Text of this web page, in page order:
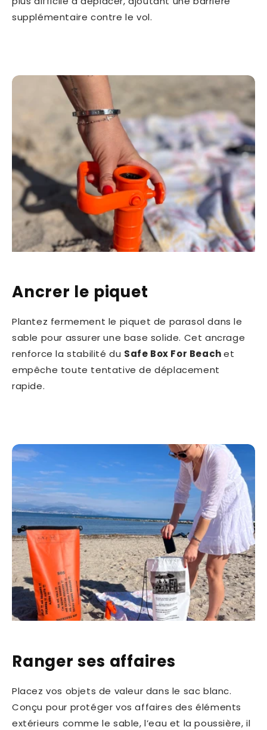
supplémentaire contre le vol.
Ancrer le piquet
Plantez fermement le piquet de parasol dans le
sable pour assurer une base solide. Cet ancrage
renforce la stabilité du Safe Box For Beachet
empêche toute tentative de déplacement
rapide.
Ranger ses affaires
Placez vos objets de valeur dans le sac blanc.
Conçu pour protéger vos affaires des éléments
extérieurs comme le sable, l’eau et la poussière, il